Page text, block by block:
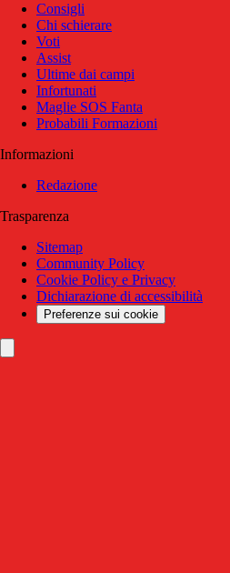
Consigli
Chi schierare
Voti
Assist
Ultime dai campi
Infortunati
Maglie SOS Fanta
Probabili Formazioni
Informazioni
Redazione
Trasparenza
Sitemap
Community Policy
Cookie Policy e Privacy
Dichiarazione di accessibilità
Preferenze sui cookie